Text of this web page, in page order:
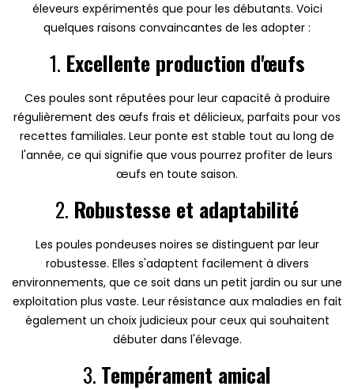
éleveurs expérimentés que pour les débutants. Voici
quelques raisons convaincantes de les adopter :
1. Excellente production d'œufs
Ces poules sont réputées pour leur capacité à produire
régulièrement des œufs frais et délicieux, parfaits pour vos
recettes familiales. Leur ponte est stable tout au long de
l'année, ce qui signifie que vous pourrez profiter de leurs
œufs en toute saison.
2. Robustesse et adaptabilité
Les poules pondeuses noires se distinguent par leur
robustesse. Elles s'adaptent facilement à divers
environnements, que ce soit dans un petit jardin ou sur une
exploitation plus vaste. Leur résistance aux maladies en fait
également un choix judicieux pour ceux qui souhaitent
débuter dans l'élevage.
3. Tempérament amical